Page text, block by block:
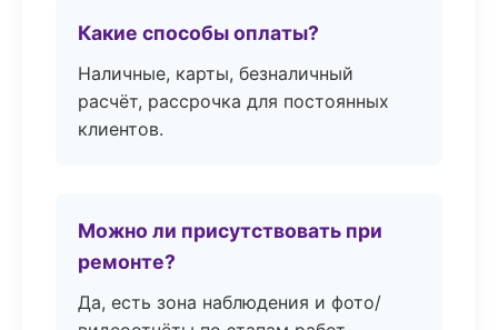
Какие способы оплаты?
Наличные, карты, безналичный
расчёт, рассрочка для постоянных
клиентов.
Можно ли присутствовать при
ремонте?
Да, есть зона наблюдения и фото/